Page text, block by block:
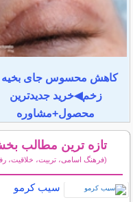
کاهش محسوس جای بخیه
زخم◀خرید جدیدترین
محصول+مشاوره
تازه ترین مطالب
(فرهنگ اسامی، تربیت، خلاقیت،
سیب کرمو